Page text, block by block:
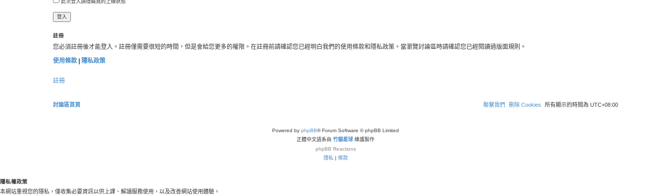
註冊
您必須註冊後才能登入。註冊僅需要很短的時間，但是會給您更多的權限。在註冊前請確認您已經明白我們的使用條款和隱私政策。當瀏覽討論區時請確認您已經閱讀過版面規則。
使用條款
隱私政策
註冊
討論區首頁 所有顯示的時間為 UTC+08:00
刪除 Cookies
聯繫我們
Powered by phpBB® Forum Software © phpBB Limited
正體中文語系由 竹貓星球 維護製作
phpBB Reactions
隱私 | 條款
隱私權政策
本網站重視您的隱私，僅收集必要資訊以供上課、解讀服務使用，以及改善網站使用體驗。